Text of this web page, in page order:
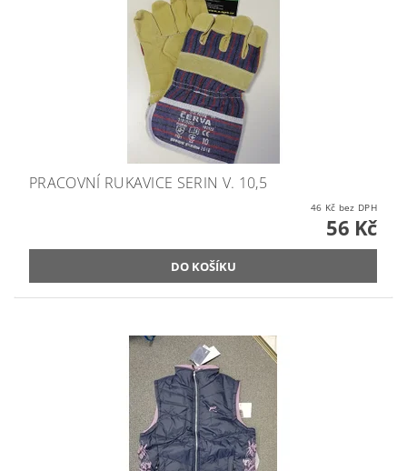
PRACOVNÍ RUKAVICE SERIN V. 10,5
46 Kč bez DPH
56 Kč